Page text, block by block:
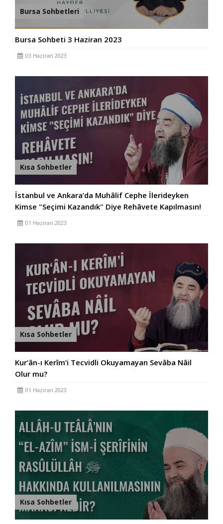
Bursa Sohbetleri
Bursa Sohbeti 3 Haziran 2023
03 Haziran 2023
Kısa Sohbetler
İstanbul ve Ankara’da Muhâlif Cephe İlerideyken
Kimse "Seçimi Kazandık" Diye Rehâvete Kapılmasın!
01 Haziran 2023
Kısa Sohbetler
Kur‘ân-ı Kerîm’i Tecvidli Okuyamayan Sevâba Nâil
Olur mu?
01 Haziran 2023
Kısa Sohbetler